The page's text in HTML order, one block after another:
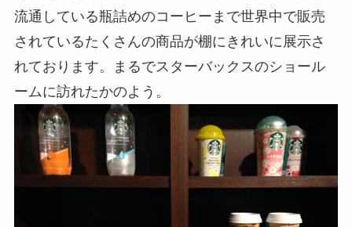
流通している瓶詰めのコーヒーまで世界中で販売
されているたくさんの商品が棚にきれいに展示さ
れております。まるでスターバックスのショール
ームに訪れたかのよう。